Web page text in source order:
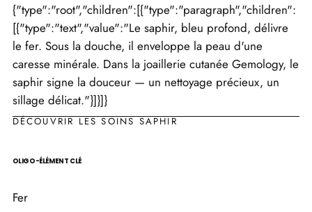
{"type":"root","children":[{"type":"paragraph","children":
[{"type":"text","value":"Le saphir, bleu profond, délivre
le fer. Sous la douche, il enveloppe la peau d'une
caresse minérale. Dans la joaillerie cutanée Gemology, le
saphir signe la douceur — un nettoyage précieux, un
sillage délicat."}]}]}
DÉCOUVRIR LES SOINS SAPHIR
OLIGO-ÉLÉMENT CLÉ
Fer